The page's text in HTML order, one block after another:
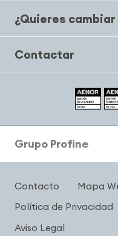
¿Quieres
Contactar
Grupo Profine
Contacto
Mapa
Política de Privacidad
Aviso Legal